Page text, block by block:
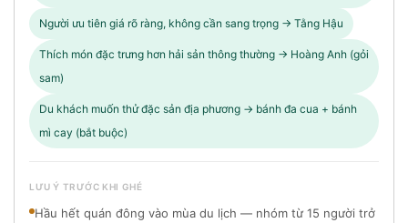
Người ưu tiên giá rõ ràng, không cần sang trọng → Tằng Hậu
Thích món đặc trưng hơn hải sản thông thường → Hoàng Anh (gỏi
sam)
Du khách muốn thử đặc sản địa phương → bánh đa cua + bánh
mì cay (bắt buộc)
LƯU Ý TRƯỚC KHI GHÉ
Hầu hết quán đông vào mùa du lịch — nhóm từ 15 người trở